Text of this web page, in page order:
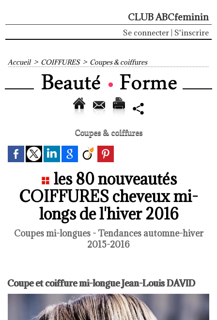
CLUB ABCfeminin
Se connecter S'inscrire
Accueil > COIFFURES > Coupes & coiffures
Coupes & coiffures
les 80 nouveautés
COIFFURES cheveux mi-
longs de l'hiver 2016
Coupes mi-longues - Tendances automne-hiver
2015-2016
Coupe et coiffure mi-longue Jean-Louis DAVID